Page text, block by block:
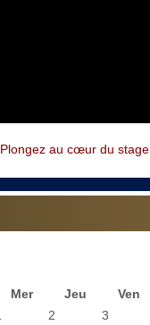
Plongez au cœur du stage
Mer Jeu Ven
2 3